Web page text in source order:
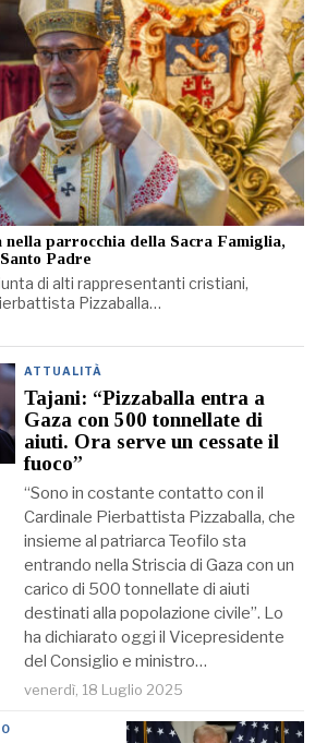
nella parrocchia della Sacra Famiglia,
Padre
di alti rappresentanti cristiani,
Pizzaballa…
ATTUALITÀ
Tajani: “Pizzaballa entra a
Gaza con 500 tonnellate di
aiuti. Ora serve un cessate il
fuoco”
“Sono in costante contatto con il
Cardinale Pierbattista Pizzaballa, che
insieme al patriarca Teofilo sta
entrando nella Striscia di Gaza con un
carico di 500 tonnellate di aiuti
destinati alla popolazione civile”. Lo
ha dichiarato oggi il Vicepresidente
del Consiglio e ministro…
venerdì, 18 Luglio 2025